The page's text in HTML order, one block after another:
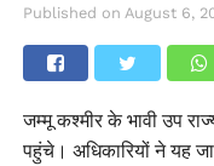
Published on August 6,
जम्मू कश्मीर के भावी उप
पहुंचे। अधिकारियों ने यह